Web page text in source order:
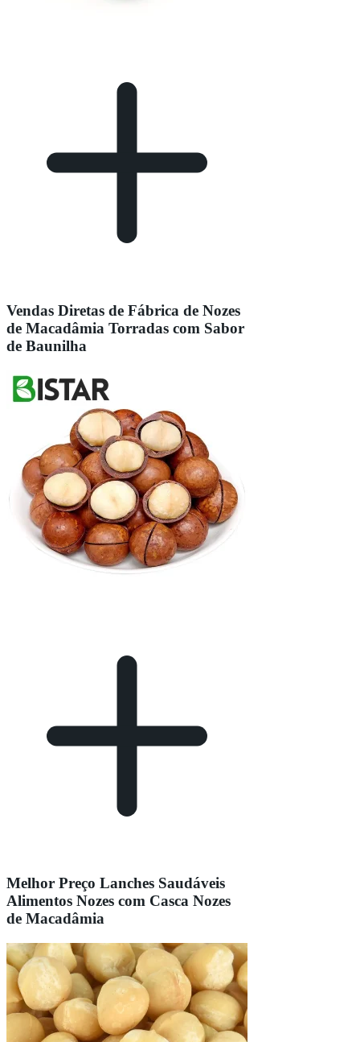
Vendas Diretas de Fábrica de Nozes
de Macadâmia Torradas com Sabor
de Baunilha
Melhor Preço Lanches Saudáveis
Alimentos Nozes com Casca Nozes
de Macadâmia